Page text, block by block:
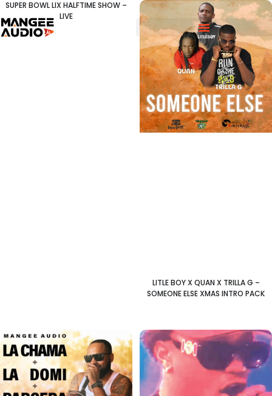
SUPER BOWL LIX HALFTIME SHOW –
LIVE
LITLE BOY X QUAN X TRILLA G –
SOMEONE ELSE XMAS INTRO PACK